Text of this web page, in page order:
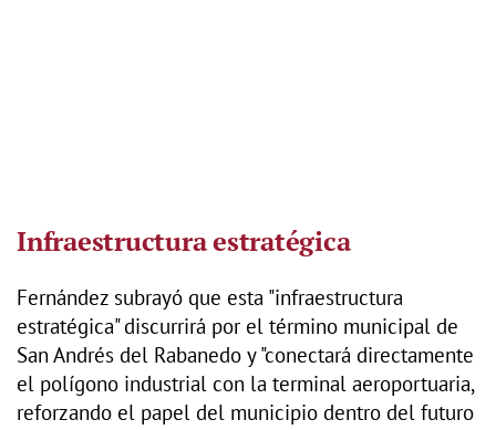
Infraestructura estratégica
Fernández subrayó que esta "infraestructura
estratégica" discurrirá por el término municipal de
San Andrés del Rabanedo y "conectará directamente
el polígono industrial con la terminal aeroportuaria,
reforzando el papel del municipio dentro del futuro